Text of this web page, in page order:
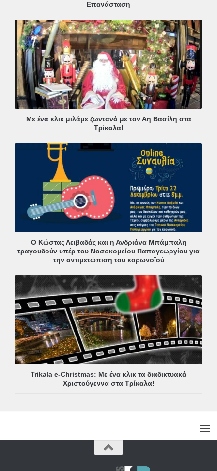
Επανάσταση
Με ένα κλικ μιλάμε ζωντανά με τον Αη Βασίλη στα
Τρίκαλα!
Ο Κώστας Λειβαδάς και η Ανδριάνα Μπάμπαλη
τραγουδούν υπέρ του Νοσοκομείου Παπαγεωργίου για
την αντιμετώπιση του κορωνοϊού
Trikala e-Christmas: Με ένα κλικ τα διαδικτυακά
Χριστούγεννα στα Τρίκαλα!